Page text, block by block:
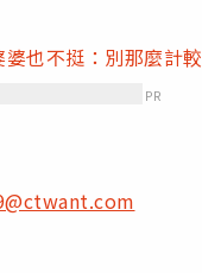
也不挺：別那麼計較
PR